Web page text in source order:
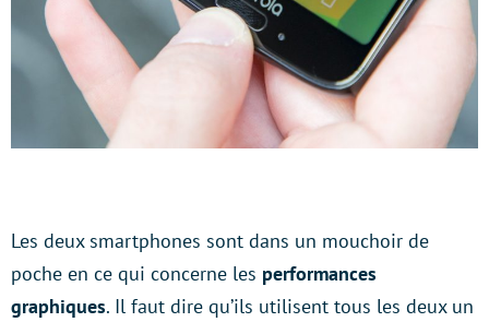
Les deux smartphones sont dans un mouchoir de
poche en ce qui concerne les performances
graphiques. Il faut dire qu’ils utilisent tous les deux un